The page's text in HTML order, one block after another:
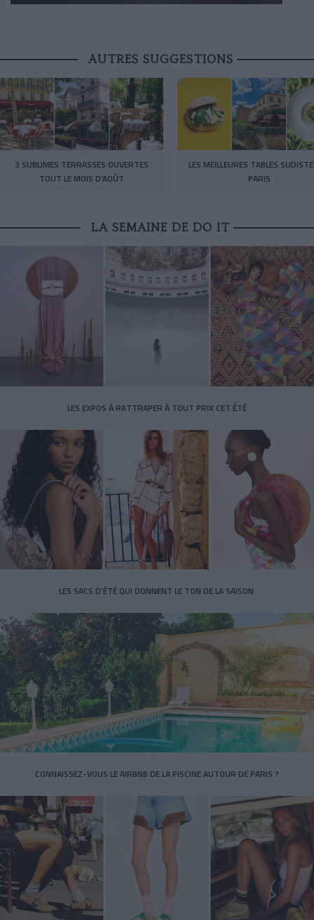
AUTRES SUGGESTIONS
3 SUBLIMES TERRASSES OUVERTES
TOUT LE MOIS D’AOÛT
LES MEILLEURES TABLES
PARIS
LA SEMAINE DE DO IT
LES EXPOS À RATTRAPER À TOUT PRIX CET ÉTÉ
LES SACS D’ÉTÉ QUI DONNENT LE TON DE LA SAISON
CONNAISSEZ-VOUS LE AIRBNB DE LA PISCINE AUTOUR DE PARIS ?